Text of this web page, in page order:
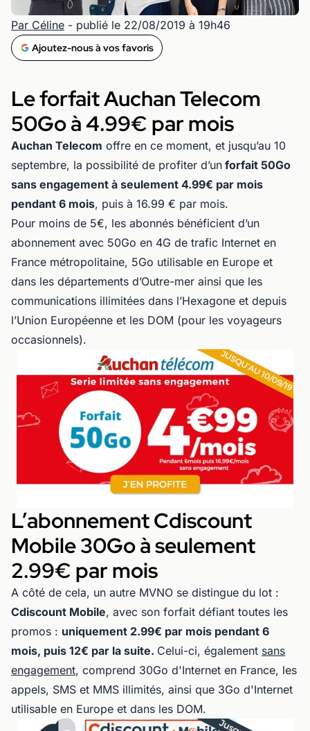
Par Céline - publié le 22/08/2019 à 19h46
Ajoutez-nous à vos favoris
Le forfait Auchan Telecom
50Go à 4.99€ par mois
Auchan Telecom offre en ce moment, et jusqu’au 10
septembre, la possibilité de profiter d’un forfait 50Go
sans engagement à seulement 4.99€ par mois
pendant 6 mois, puis à 16.99 € par mois.
Pour moins de 5€, les abonnés bénéficient d’un
abonnement avec 50Go en 4G de trafic Internet en
France métropolitaine, 5Go utilisable en Europe et
dans les départements d’Outre-mer ainsi que les
communications illimitées dans l’Hexagone et depuis
l’Union Européenne et les DOM (pour les voyageurs
occasionnels).
L’abonnement Cdiscount
Mobile 30Go à seulement
2.99€ par mois
A côté de cela, un autre MVNO se distingue du lot :
Cdiscount Mobile, avec son forfait défiant toutes les
promos : uniquement 2.99€ par mois pendant 6
mois, puis 12€ par la suite. Celui-ci, également sans
engagement, comprend 30Go d'Internet en France, les
appels, SMS et MMS illimités, ainsi que 3Go d'Internet
utilisable en Europe et dans les DOM.